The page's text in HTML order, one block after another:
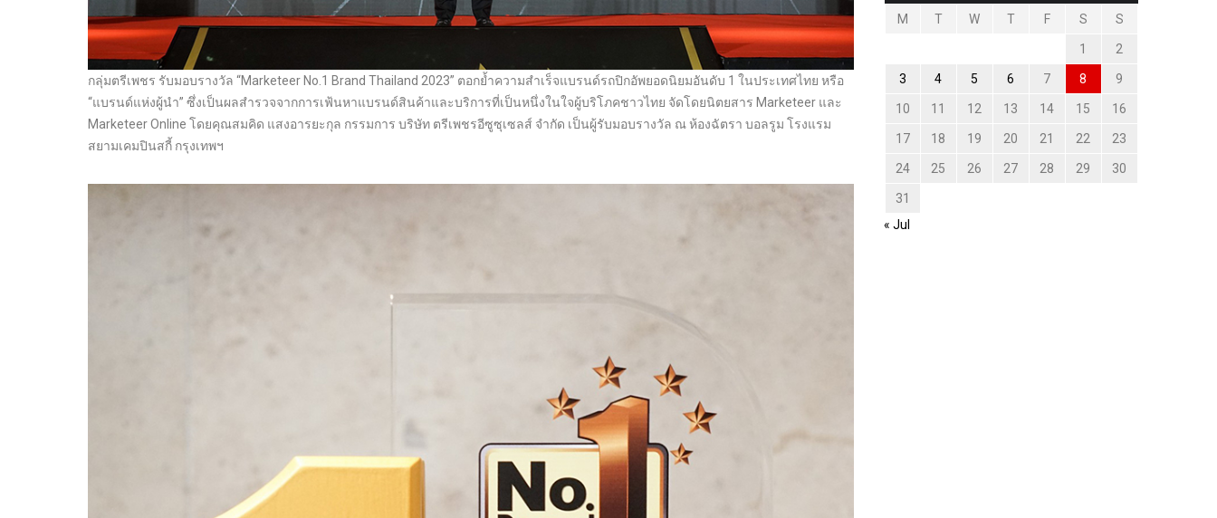
กลุ่มตรีเพชร รับมอบรางวัล “Marketeer No.1 Brand Thailand 2023” ตอกย้ำความสำเร็จแบรนด์รถปิกอัพยอดนิยมอันดับ 1 ในประเทศไทย หรือ
“แบรนด์แห่งผู้นำ” ซึ่งเป็นผลสำรวจจากการเฟ้นหาแบรนด์สินค้าและบริการที่เป็นหนึ่งในใจผู้บริโภคชาวไทย จัดโดยนิตยสาร Marketeer และ
Marketeer Online โดยคุณสมคิด แสงอารยะกุล กรรมการ บริษัท ตรีเพชรอีซูซุเซลส์ จำกัด เป็นผู้รับมอบรางวัล ณ ห้องฉัตรา บอลรูม โรงแรม
สยามเคมปินสกี้ กรุงเทพฯ
M T W T F S S
1 2
3 4 5 6 7 8 9
10 11 12 13 14 15 16
17 18 19 20 21 22 23
24 25 26 27 28 29 30
31
« Jul